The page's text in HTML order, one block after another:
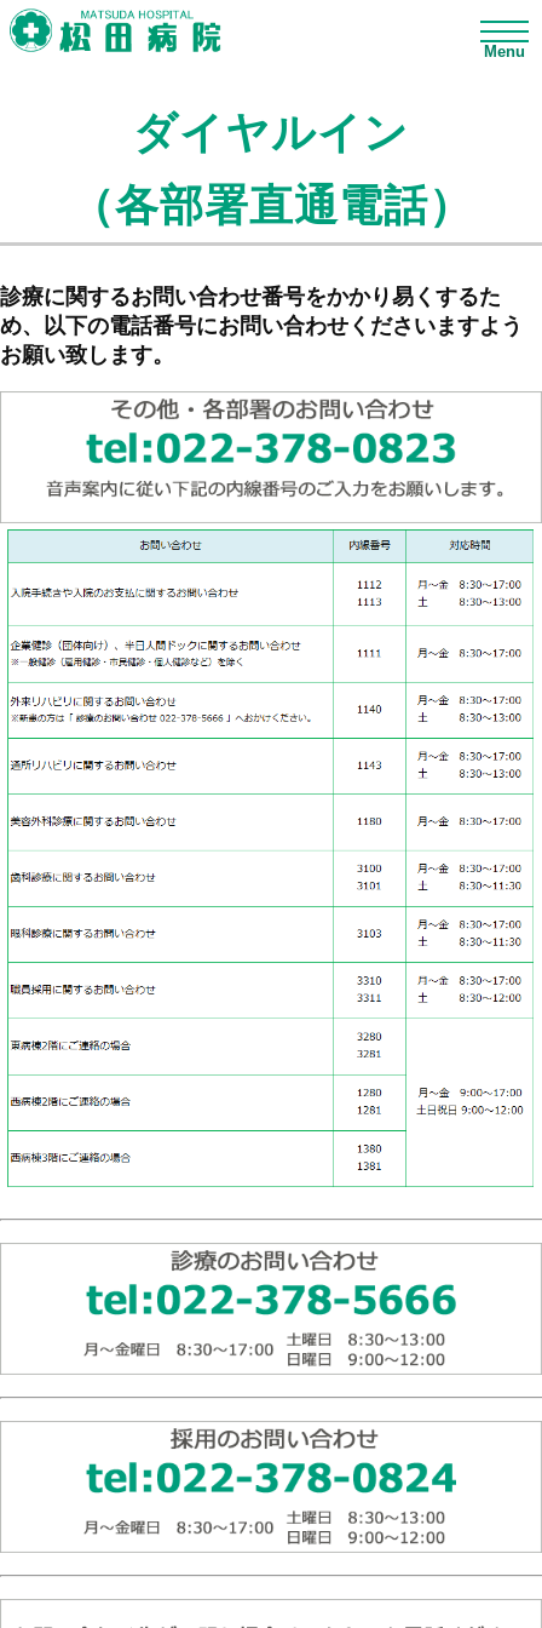
Menu
ダイヤルイン
（各部署直通電話）
診療に関するお問い合わせ番号をかかり易くするた
め、以下の電話番号にお問い合わせくださいますよう
お願い致します。